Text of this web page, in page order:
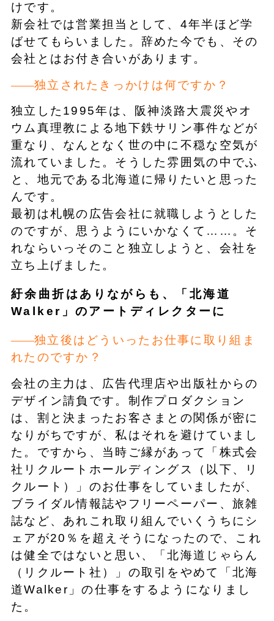
けです。
新会社では営業担当として、4年半ほど学
ばせてもらいました。辞めた今でも、その
会社とはお付き合いがあります。
独立されたきっかけは何ですか？
独立した1995年は、阪神淡路大震災やオ
ウム真理教による地下鉄サリン事件などが
重なり、なんとなく世の中に不穏な空気が
流れていました。そうした雰囲気の中でふ
と、地元である北海道に帰りたいと思った
んです。
最初は札幌の広告会社に就職しようとした
のですが、思うようにいかなくて……。そ
れならいっそのこと独立しようと、会社を
立ち上げました。
紆余曲折はありながらも、「北海道
Walker」のアートディレクターに
独立後はどういったお仕事に取り組ま
れたのですか？
会社の主力は、広告代理店や出版社からの
デザイン請負です。制作プロダクション
は、割と決まったお客さまとの関係が密に
なりがちですが、私はそれを避けていまし
た。ですから、当時ご縁があって「株式会
社リクルートホールディングス（以下、リ
クルート）」のお仕事をしていましたが、
ブライダル情報誌やフリーペーパー、旅雑
誌など、あれこれ取り組んでいくうちにシ
ェアが20％を超えそうになったので、これ
は健全ではないと思い、「北海道じゃらん
（リクルート社）」の取引をやめて「北海
道Walker」の仕事をするようになりまし
た。